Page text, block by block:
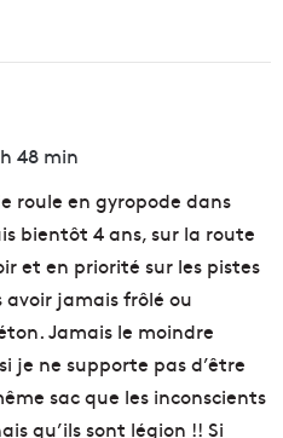
48 min
roule en gyropode dans
bientôt 4 ans, sur la route
et en priorité sur les pistes
avoir jamais frôlé ou
Jamais le moindre
je ne supporte pas d’être
sac que les inconscients
qu’ils sont légion !! Si